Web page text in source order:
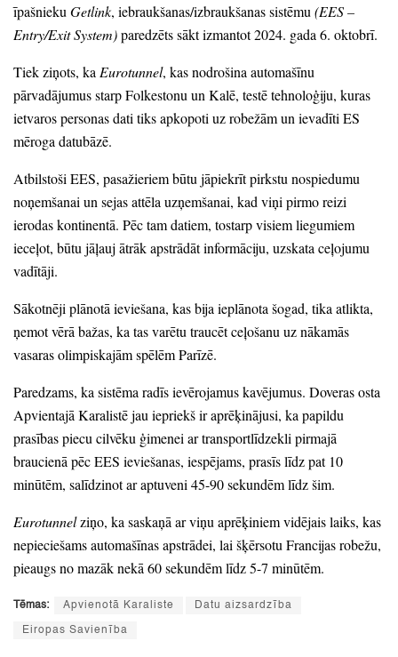
īpašnieku Getlink, iebraukšanas/izbraukšanas sistēmu (EES–
Entry/Exit System)paredzēts sākt izmantot 2024. gada 6. oktobrī.
Tiek ziņots, ka Eurotunnel, kas nodrošina automašīnu
pārvadājumus starp Folkestonu un Kalē, testē tehnoloģiju, kuras
ietvaros personas dati tiks apkopoti uz robežām un ievadīti ES
mēroga datubāzē.
Atbilstoši EES, pasažieriem būtu jāpiekrīt pirkstu nospiedumu
noņemšanai un sejas attēla uzņemšanai, kad viņi pirmo reizi
ierodas kontinentā. Pēc tam datiem, tostarp visiem liegumiem
ieceļot, būtu jāļauj ātrāk apstrādāt informāciju, uzskata ceļojumu
vadītāji.
Sākotnēji plānotā ieviešana, kas bija ieplānota šogad, tika atlikta,
ņemot vērā bažas, ka tas varētu traucēt ceļošanu uz nākamās
vasaras olimpiskajām spēlēm Parīzē.
Paredzams, ka sistēma radīs ievērojamus kavējumus. Doveras osta
Apvientajā Karalistē jau iepriekš ir aprēķinājusi, ka papildu
prasības piecu cilvēku ģimenei ar transportlīdzekli pirmajā
braucienā pēc EES ieviešanas, iespējams, prasīs līdz pat 10
minūtēm, salīdzinot ar aptuveni 45-90 sekundēm līdz šim.
Eurotunnelziņo, ka saskaņā ar viņu aprēķiniem vidējais laiks, kas
nepieciešams automašīnas apstrādei, lai šķērsotu Francijas robežu,
pieaugs no mazāk nekā 60 sekundēm līdz 5-7 minūtēm.
Tēmas: Apvienotā Karaliste Datu aizsardzība
Eiropas Savienība